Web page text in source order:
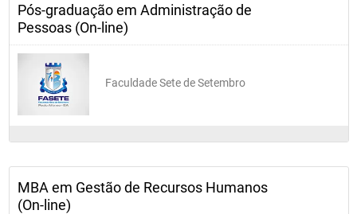
Pós-graduação em Administração de
Pessoas (On-line)
Faculdade Sete de Setembro
MBA em Gestão de Recursos Humanos
(On-line)